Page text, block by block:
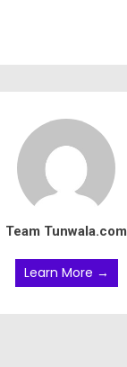
Team Tunwala.com
Learn More →